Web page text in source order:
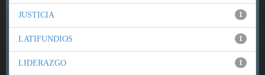
1
JUSTICIA
1
LATIFUNDIOS
1
LIDERAZGO